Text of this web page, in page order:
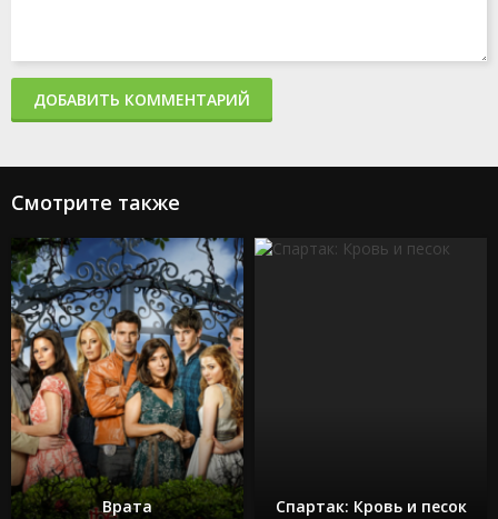
ДОБАВИТЬ КОММЕНТАРИЙ
Смотрите также
Врата Спартак: Кровь и песок